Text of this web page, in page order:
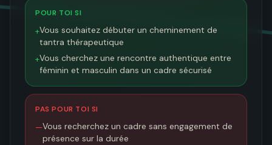
POUR TOI SI
+Vous souhaitez débuter un cheminement de
tantra thérapeutique
+Vous cherchez une rencontre authentique entre
féminin et masculin dans un cadre sécurisé
PAS POUR TOI SI
—Vous recherchez un cadre sans engagement de
présence sur la durée